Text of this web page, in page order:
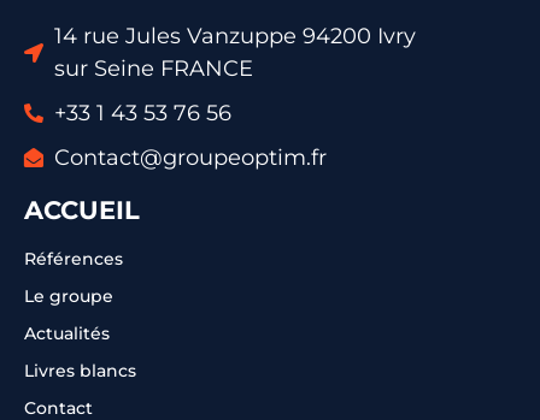
14 rue Jules Vanzuppe 94200 Ivry
sur Seine FRANCE
+33 1 43 53 76 56
Contact@groupeoptim.fr
ACCUEIL
Références
Le groupe
Actualités
Livres blancs
Contact